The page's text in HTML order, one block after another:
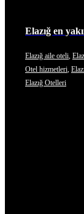
Elazığ en
Elazığ aile oteli,
Otel hizmetleri,
Elazığ Otelleri